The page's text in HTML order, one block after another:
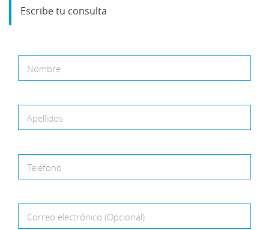
Escribe tu consulta
Nombre
Apellidos
Teléfono
Correo electrónico (Opcional)